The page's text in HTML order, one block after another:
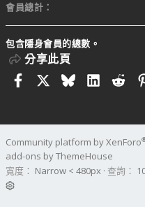
會員總計
包含隱身會員的總數。
分享此頁
FacebookBluesky
Community platform by XenForo
add-ons by ThemeHouse
寬度
查詢